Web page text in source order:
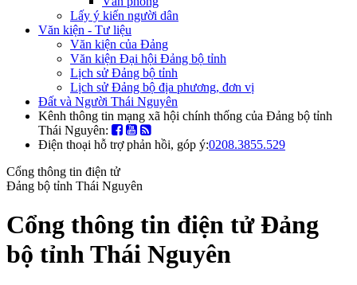
Lấy ý kiến người dân
Văn kiện - Tư liệu
Văn kiện của Đảng
Văn kiện Đại hội Đảng bộ tỉnh
Lịch sử Đảng bộ tỉnh
Lịch sử Đảng bộ địa phương, đơn vị
Đất và Người Thái Nguyên
Kênh thông tin mạng xã hội chính thống của Đảng bộ tỉnh
Thái Nguyên:
Điện thoại hỗ trợ phản hồi, góp ý:0208.3855.529
Cổng thông tin điện tử
Đảng bộ tỉnh Thái Nguyên
Cổng thông tin điện tử Đảng
bộ tỉnh Thái Nguyên